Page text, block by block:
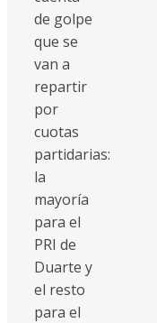
de golpe
que se
van a
repartir
por
cuotas
partidarias:
la
mayoría
para el
PRI de
Duarte y
el resto
para el